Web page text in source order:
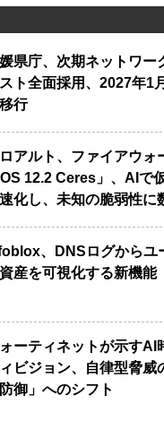
県庁、次期ネットワー
ト全面採用、2027年1
行
アルト、ファイアウォ
OS 12.2 Ceres」、AIで
化し、未知の脆弱性に
、DNSログからユ
産を可視化する新機能
ーティネットが示すAI
ビジョン、自律型脅威
御」へのシフト